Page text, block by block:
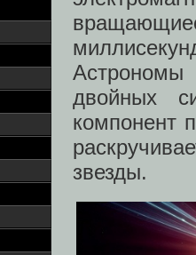
двойных
компонент
звезды.